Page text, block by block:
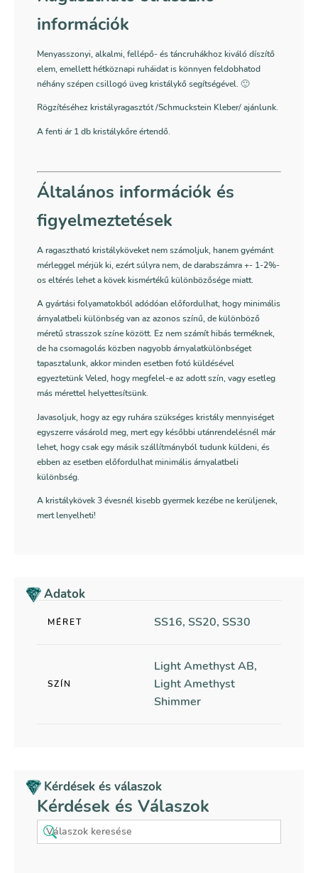
információk
Menyasszonyi, alkalmi, fellépő- és táncruhákhoz kiváló díszítő
elem, emellett hétköznapi ruháidat is könnyen feldobhatod
néhány szépen csillogó üveg kristálykő segítségével. 🙂
Rögzítéséhez kristályragasztót /Schmuckstein Kleber/ ajánlunk.
A fenti ár 1 db kristálykőre értendő.
Általános információk és
figyelmeztetések
A ragasztható kristályköveket nem számoljuk, hanem gyémánt
mérleggel mérjük ki, ezért súlyra nem, de darabszámra +- 1-2%-
os eltérés lehet a kövek kismértékű különbözősége miatt.
A gyártási folyamatokból adódóan előfordulhat, hogy minimális
árnyalatbeli különbség van az azonos színű, de különböző
méretű strasszok színe között. Ez nem számít hibás terméknek,
de ha csomagolás közben nagyobb árnyalatkülönbséget
tapasztalunk, akkor minden esetben fotó küldésével
egyeztetünk Veled, hogy megfelel-e az adott szín, vagy esetleg
más mérettel helyettesítsünk.
Javasoljuk, hogy az egy ruhára szükséges kristály mennyiséget
egyszerre vásárold meg, mert egy későbbi utánrendelésnél már
lehet, hogy csak egy másik szállítmányból tudunk küldeni, és
ebben az esetben előfordulhat minimális árnyalatbeli
különbség.
A kristálykövek 3 évesnél kisebb gyermek kezébe ne kerüljenek,
mert lenyelheti!
Adatok
MÉRET SS16, SS20, SS30
SZÍN
Light Amethyst AB,
Light Amethyst
Shimmer
Kérdések és válaszok
Kérdések és Válaszok